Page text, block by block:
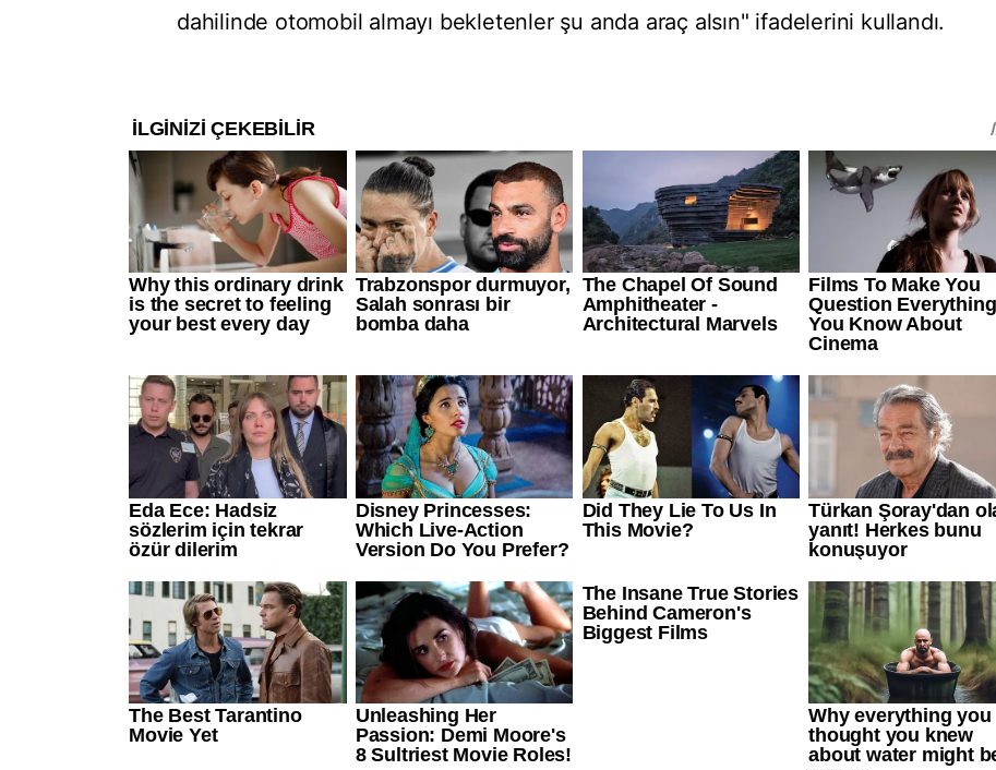
dahilinde otomobil almayı bekletenler şu anda araç alsın" ifadelerini kullandı.